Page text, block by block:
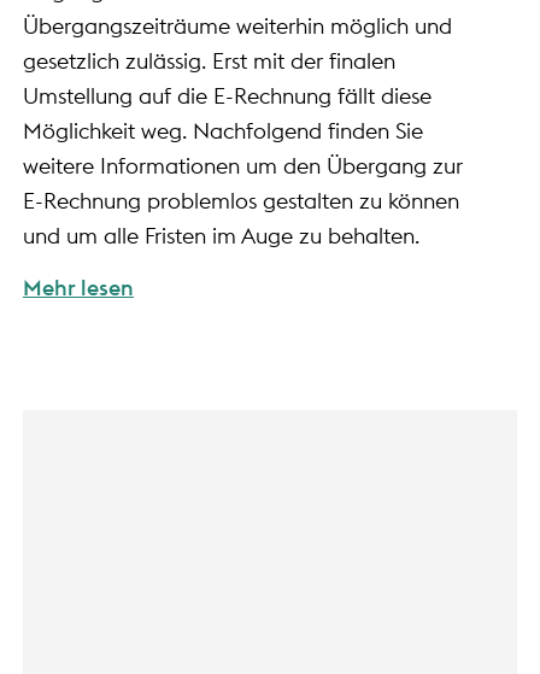
Übergangszeiträume weiterhin möglich und
gesetzlich zulässig. Erst mit der finalen
Umstellung auf die E-Rechnung fällt diese
Möglichkeit weg. Nachfolgend finden Sie
weitere Informationen um den Übergang zur
E-Rechnung problemlos gestalten zu können
und um alle Fristen im Auge zu behalten.
Mehr lesen